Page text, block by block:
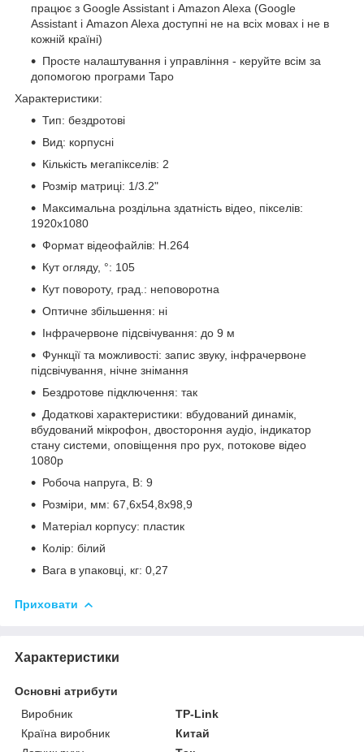
працює з Google Assistant і Amazon Alexa (Google
Assistant і Amazon Alexa доступні не на всіх мовах і не в
кожній країні)
Просте налаштування і управління - керуйте всім за
допомогою програми Tapo
Характеристики:
Тип: бездротові
Вид: корпусні
Кількість мегапікселів: 2
Розмір матриці: 1/3.2"
Максимальна роздільна здатність відео, пікселів:
1920x1080
Формат відеофайлів: H.264
Кут огляду, °: 105
Кут повороту, град.: неповоротна
Оптичне збільшення: ні
Інфрачервоне підсвічування: до 9 м
Функції та можливості: запис звуку, інфрачервоне
підсвічування, нічне знімання
Бездротове підключення: так
Додаткові характеристики: вбудований динамік,
вбудований мікрофон, двостороння аудіо, індикатор
стану системи, оповіщення про рух, потокове відео
1080p
Робоча напруга, В: 9
Розміри, мм: 67,6х54,8х98,9
Матеріал корпусу: пластик
Колір: білий
Вага в упаковці, кг: 0,27
Приховати
Характеристики
Основні атрибути
Виробник
TP-Link
Країна виробник
Китай